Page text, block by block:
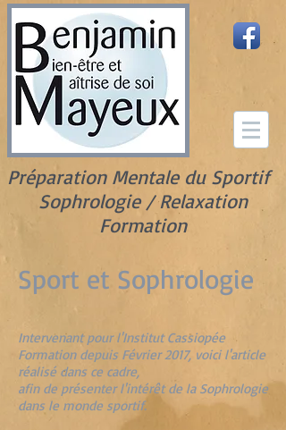
Préparation Mentale du Sportif
Sophrologie / Relaxation
Formation
Sport et Sophrologie
Intervenant pour l'Institut Cassiopée
Formation depuis Février 2017, voici l'article
réalisé dans ce cadre,
afin de présenter l'intérêt de la Sophrologie
dans le monde sportif.